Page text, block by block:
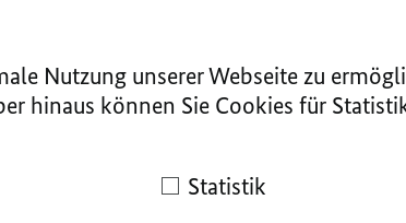
Nutzung unserer Webseite zu
hinaus können Sie Cookies für
Statistik